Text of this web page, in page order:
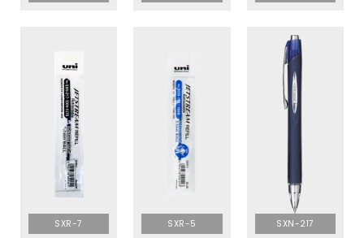
SXR-7 SXR-5 SXN-217